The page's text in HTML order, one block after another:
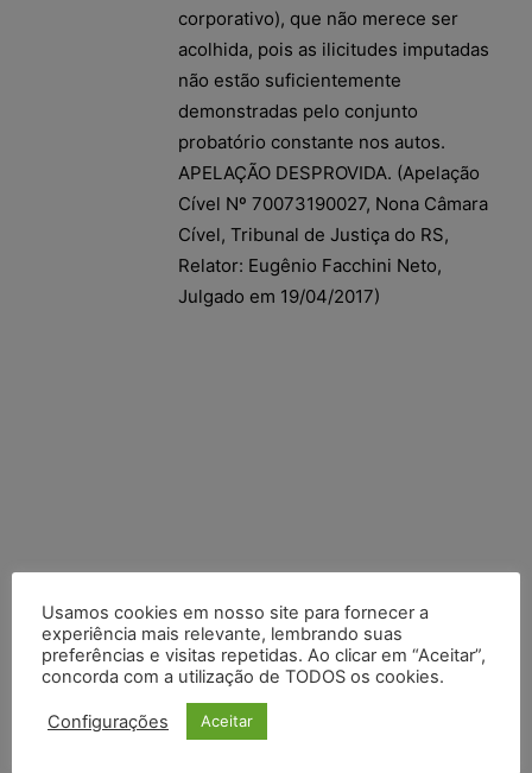
corporativo), que não merece ser
acolhida, pois as ilicitudes imputadas
não estão suficientemente
demonstradas pelo conjunto
probatório constante nos autos.
APELAÇÃO DESPROVIDA. (Apelação
Cível Nº 70073190027, Nona Câmara
Cível, Tribunal de Justiça do RS,
Relator: Eugênio Facchini Neto,
Julgado em 19/04/2017)
Usamos cookies em nosso site para fornecer a
experiência mais relevante, lembrando suas
preferências e visitas repetidas. Ao clicar em “Aceitar”,
concorda com a utilização de TODOS os cookies.
Configurações Aceitar